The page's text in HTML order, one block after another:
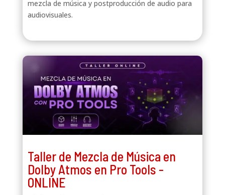
mezcla de música y postproducción de audio para
audiovisuales.
Taller de Mezcla de Música en
Dolby Atmos en Pro Tools -
ONLINE